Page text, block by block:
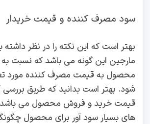
سود مصرف کننده و قیمت خریدار
بهتر است که این نکته را در نظر داشته
مارجین این گونه می باشد که نسبت
محصول به قیمت مصرف کننده مورد
شود. بهتر است بدانید که طریق بررسی
قیمت خرید و فروش محصول می
های بسیار سود آور برای محصول